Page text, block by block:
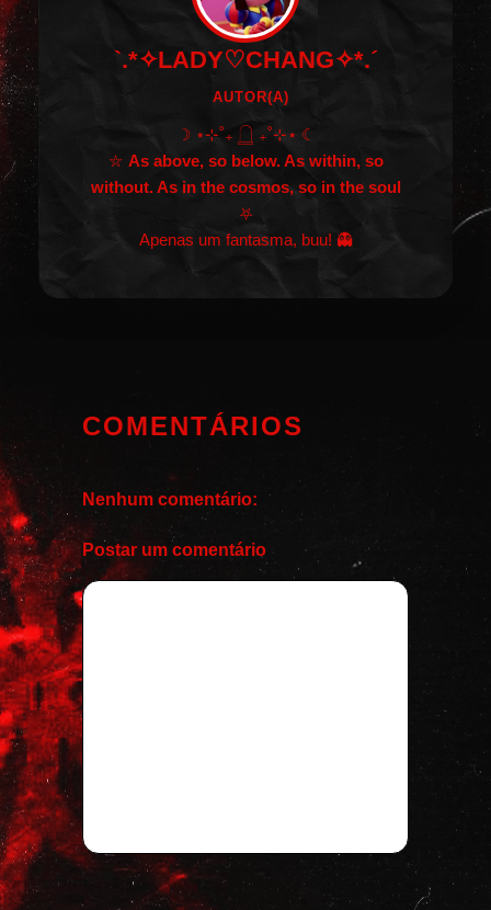
`.*✧LADY♡CHANG✧*.´
AUTOR(A)
☽ ⋆⊹˚₊ 𓉸 ₊˚⊹⋆ ☾
⛦ As above, so below. As within, so
without. As in the cosmos, so in the soul
⛧
Apenas um fantasma, buu! 👻
COMENTÁRIOS
Nenhum comentário:
Postar um comentário